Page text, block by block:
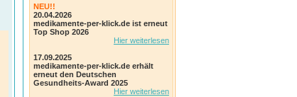
Einheit: 100 Stk Tabletten
PZN: 01828511
Details
VOLUMA Haarwasser
PZN
NEU!!
20.04.2026
medikamente-per-klick.de ist erneut
Top Shop 2026
Hier weiterlesen
17.09.2025
medikamente-per-klick.de erhält
erneut den Deutschen
Gesundheits-Award 2025
Hier weiterlesen